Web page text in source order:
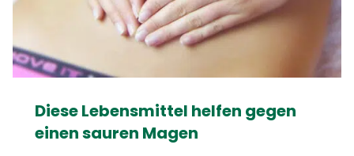
Diese Lebensmittel helfen gegen
einen sauren Magen